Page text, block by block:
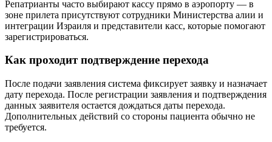
Репатрианты часто выбирают кассу прямо в аэропорту — в
зоне прилета присутствуют сотрудники Министерства алии и
интеграции Израиля и представители касс, которые помогают
зарегистрироваться.
Как проходит подтверждение перехода
После подачи заявления система фиксирует заявку и назначает
дату перехода. После регистрации заявления и подтверждения
данных заявителя остается дождаться даты перехода.
Дополнительных действий со стороны пациента обычно не
требуется.